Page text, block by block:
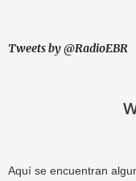
Tweets by @RadioEBR
Aquí se encuentran